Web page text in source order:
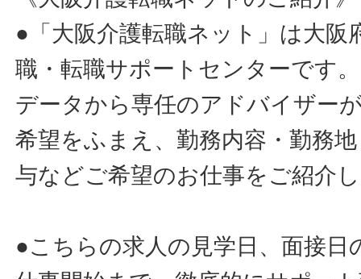
●「大阪介護転職ネット」は大阪
職・転職サポートセンターです
データから専任のアドバイザー
希望をふまえ、勤務内容・勤務
与などご希望のお仕事をご紹介
●こちらの求人の見学日、面接日